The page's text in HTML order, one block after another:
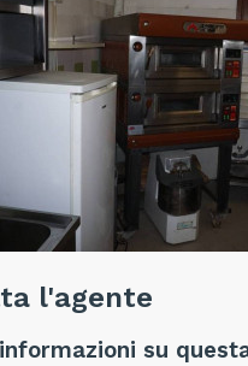
l'agente
su